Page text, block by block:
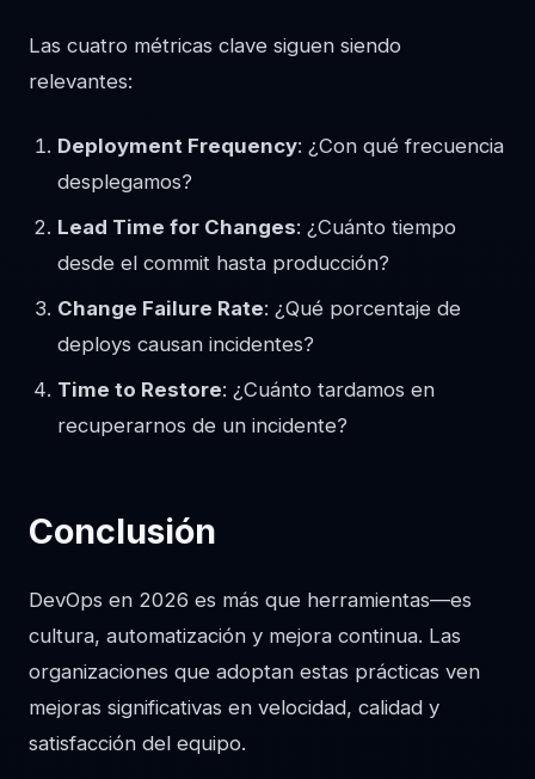
Las cuatro métricas clave siguen siendo
relevantes:
Deployment Frequency: ¿Con qué frecuencia
desplegamos?
Lead Time for Changes: ¿Cuánto tiempo
desde el commit hasta producción?
Change Failure Rate: ¿Qué porcentaje de
deploys causan incidentes?
Time to Restore: ¿Cuánto tardamos en
recuperarnos de un incidente?
Conclusión
DevOps en 2026 es más que herramientas—es
cultura, automatización y mejora continua. Las
organizaciones que adoptan estas prácticas ven
mejoras significativas en velocidad, calidad y
satisfacción del equipo.